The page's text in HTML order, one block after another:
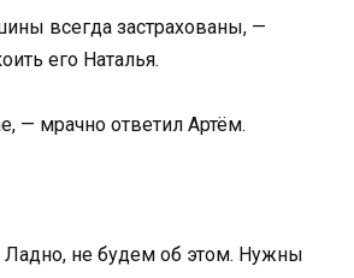
всегда застрахованы, —
его Наталья.
— мрачно ответил Артём.
не будем об этом. Нужны